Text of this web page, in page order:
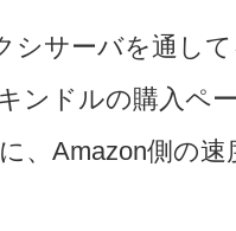
シサーバを通し
ンドルの購入ペ
、Amazon側の